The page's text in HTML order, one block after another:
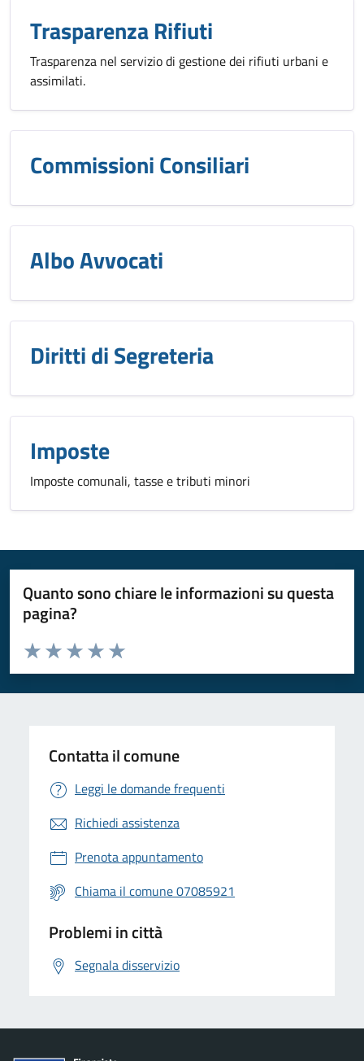
Trasparenza Rifiuti
Trasparenza nel servizio di gestione dei rifiuti urbani e
assimilati.
Commissioni Consiliari
Albo Avvocati
Diritti di Segreteria
Imposte
Imposte comunali, tasse e tributi minori
Quanto sono chiare le informazioni su questa
pagina?
Valuta da 1 a 5 stelle la pagina
Valuta 5 stelle su 5
Valuta 4 stelle su 5
Valuta 3 stelle su 5
Valuta 2 stelle su 5
Valuta 1 stelle su 5
Contatta il comune
Leggi le domande frequenti
Richiedi assistenza
Prenota appuntamento
Chiama il comune 07085921
Problemi in città
Segnala disservizio